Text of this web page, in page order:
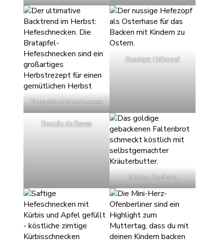
Bratapfel-Hefeschnecken
Nussiger Hefezopf
Roscón de Reyes
Kräuter-Zupfbrot